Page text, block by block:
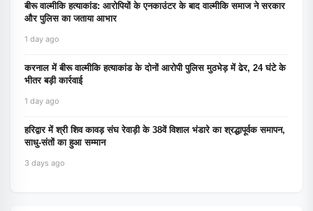
बीरू वाल्मीकि हत्याकांड: आरोपियों के एनकाउंटर के बाद वाल्मीकि समाज ने सरकार
और पुलिस का जताया आभार
1 day ago
करनाल में बीरू वाल्मीकि हत्याकांड के दोनों आरोपी पुलिस मुठभेड़ में ढेर, 24 घंटे के
भीतर बड़ी कार्रवाई
1 day ago
हरिद्वार में श्री शिव कावड़ संघ रेवाड़ी के 38वें विशाल भंडारे का श्रद्धापूर्वक समापन,
साधु-संतों का हुआ सम्मान
3 days ago